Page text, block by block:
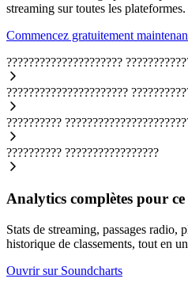
streaming sur toutes les plateformes.
Commencez gratuitement
?????????????????????
??????????????????????
??????????
?????????? ?????????????????
Analytics complètes pour
Stats de streaming, passages radio,
historique de classements, tout en
Ouvrir sur Soundcharts